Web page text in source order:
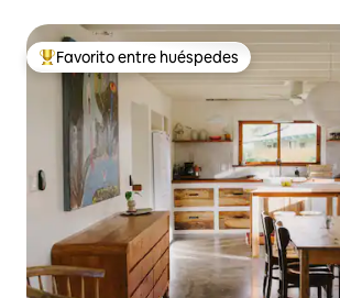
De los mejores en Favorito entre huéspedes
Favorito entre huéspedes